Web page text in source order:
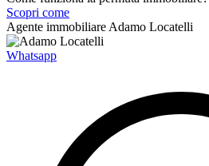
Scopri come
Agente immobiliare Adamo Locatelli
Whatsapp